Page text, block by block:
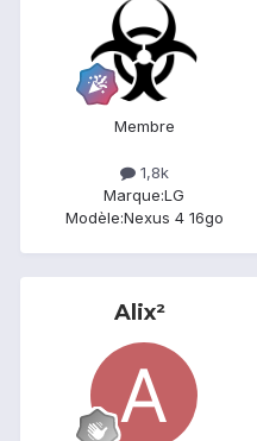
Membre
1,8k
Marque:LG
Modèle:Nexus 4 16go
Alix²